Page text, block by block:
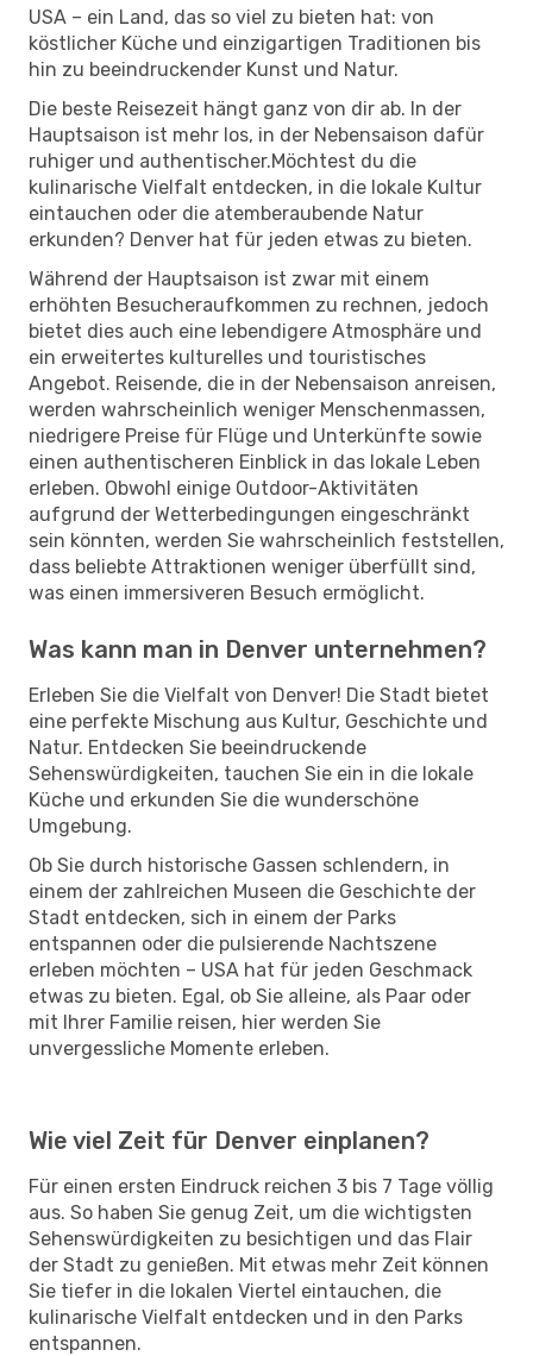
USA – ein Land, das so viel zu bieten hat: von
köstlicher Küche und einzigartigen Traditionen bis
hin zu beeindruckender Kunst und Natur.
Die beste Reisezeit hängt ganz von dir ab. In der
Hauptsaison ist mehr los, in der Nebensaison dafür
ruhiger und authentischer.Möchtest du die
kulinarische Vielfalt entdecken, in die lokale Kultur
eintauchen oder die atemberaubende Natur
erkunden? Denver hat für jeden etwas zu bieten.
Während der Hauptsaison ist zwar mit einem
erhöhten Besucheraufkommen zu rechnen, jedoch
bietet dies auch eine lebendigere Atmosphäre und
ein erweitertes kulturelles und touristisches
Angebot. Reisende, die in der Nebensaison anreisen,
werden wahrscheinlich weniger Menschenmassen,
niedrigere Preise für Flüge und Unterkünfte sowie
einen authentischeren Einblick in das lokale Leben
erleben. Obwohl einige Outdoor-Aktivitäten
aufgrund der Wetterbedingungen eingeschränkt
sein könnten, werden Sie wahrscheinlich feststellen,
dass beliebte Attraktionen weniger überfüllt sind,
was einen immersiveren Besuch ermöglicht.
Was kann man in Denver unternehmen?
Erleben Sie die Vielfalt von Denver! Die Stadt bietet
eine perfekte Mischung aus Kultur, Geschichte und
Natur. Entdecken Sie beeindruckende
Sehenswürdigkeiten, tauchen Sie ein in die lokale
Küche und erkunden Sie die wunderschöne
Umgebung.
Ob Sie durch historische Gassen schlendern, in
einem der zahlreichen Museen die Geschichte der
Stadt entdecken, sich in einem der Parks
entspannen oder die pulsierende Nachtszene
erleben möchten – USA hat für jeden Geschmack
etwas zu bieten. Egal, ob Sie alleine, als Paar oder
mit Ihrer Familie reisen, hier werden Sie
unvergessliche Momente erleben.
Wie viel Zeit für Denver einplanen?
Für einen ersten Eindruck reichen 3 bis 7 Tage völlig
aus. So haben Sie genug Zeit, um die wichtigsten
Sehenswürdigkeiten zu besichtigen und das Flair
der Stadt zu genießen. Mit etwas mehr Zeit können
Sie tiefer in die lokalen Viertel eintauchen, die
kulinarische Vielfalt entdecken und in den Parks
entspannen.